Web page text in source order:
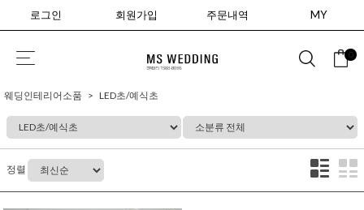
로그인 회원가입 주문내역 MY
0
웨딩인테리어소품 LED초/예식초
정렬